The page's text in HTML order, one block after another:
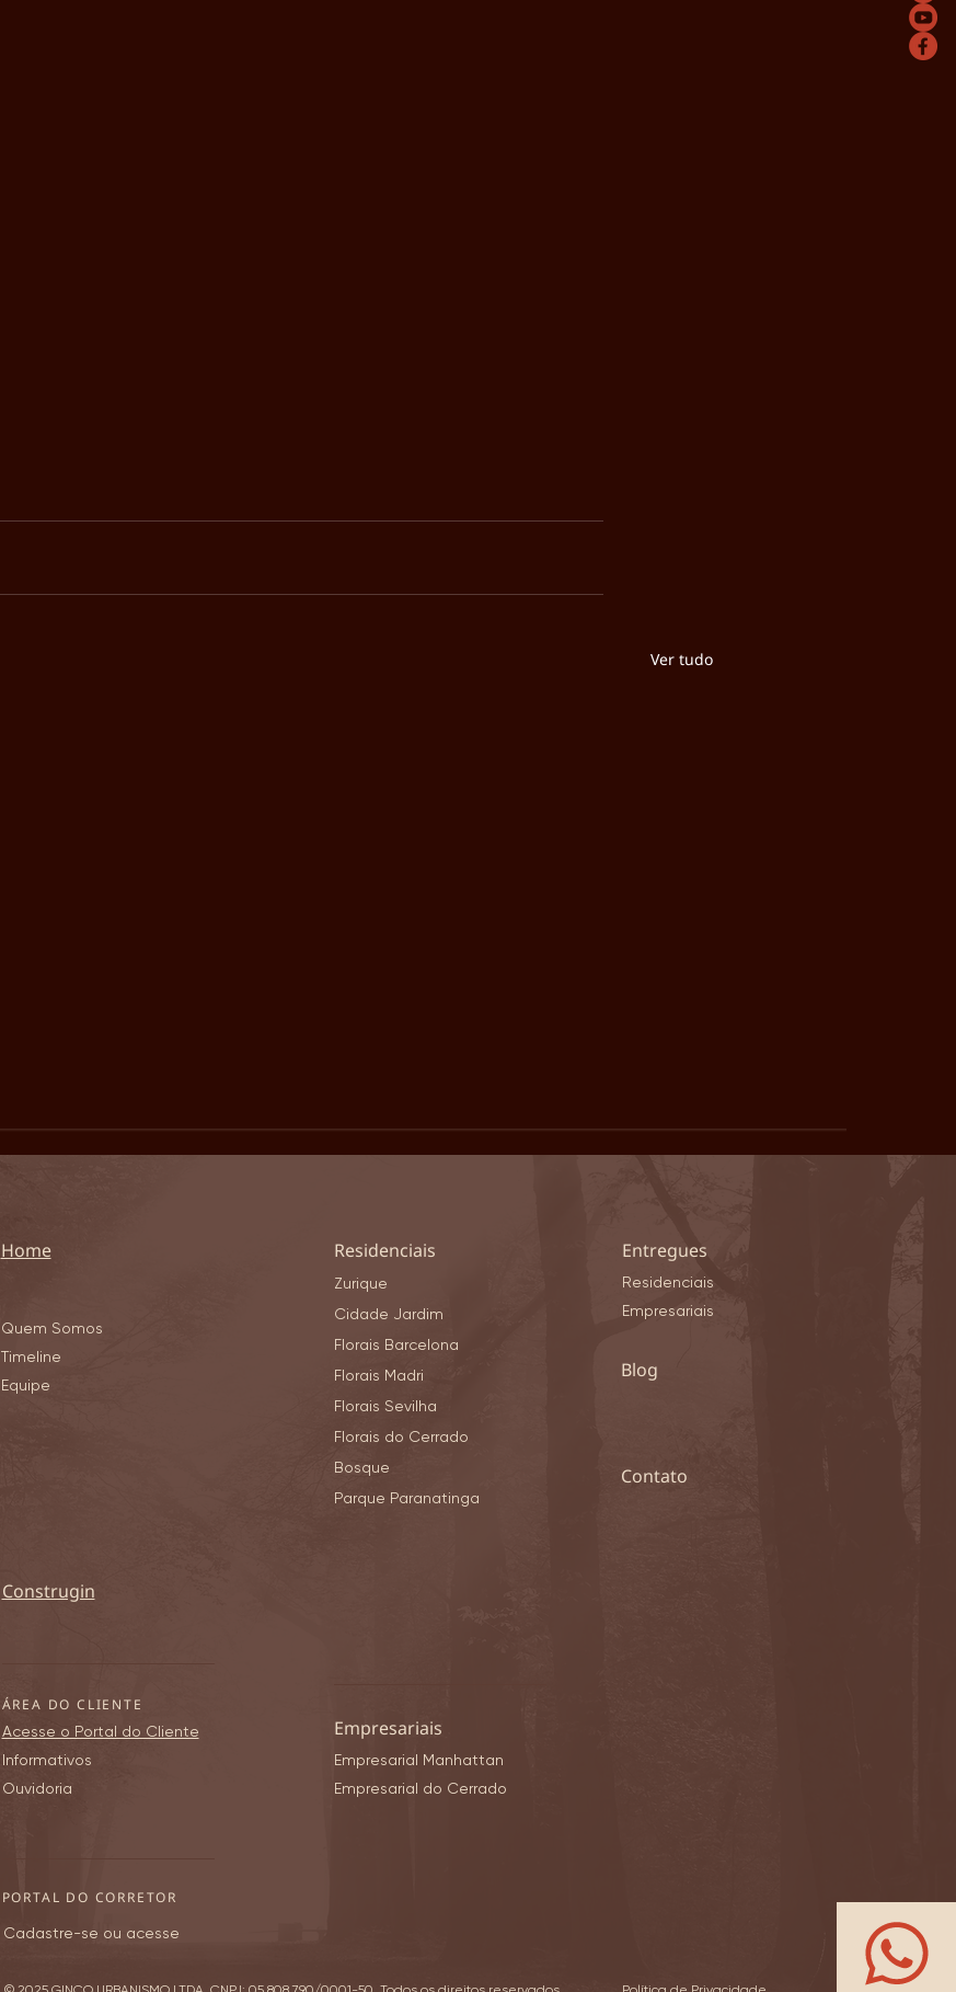
Ver tudo
Forbes destaca crescimento do
mercado de alto padrão em
Cuiabá e reforça o maior
Ginco da história
Home
Quem Somos
Timeline
Equipe
Residenciais
Zurique
Cidade Jardim
Florais Barcelona
Florais Madri
Florais Sevilha
Florais do Cerrado
Bosque
Parque Paranatinga
Entregues
Residenciais
Empresariais
Blog
​Contato
Construgin
ÁREA DO CLIENTE
Acesse o Portal do Cliente
Informativos
Ouvidoria
Empresariais
Empresarial Manhattan
Empresarial do Cerrado
PORTAL DO CORRETOR
Cadastre-se ou acesse